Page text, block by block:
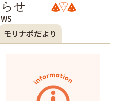
せ
モリナポだより